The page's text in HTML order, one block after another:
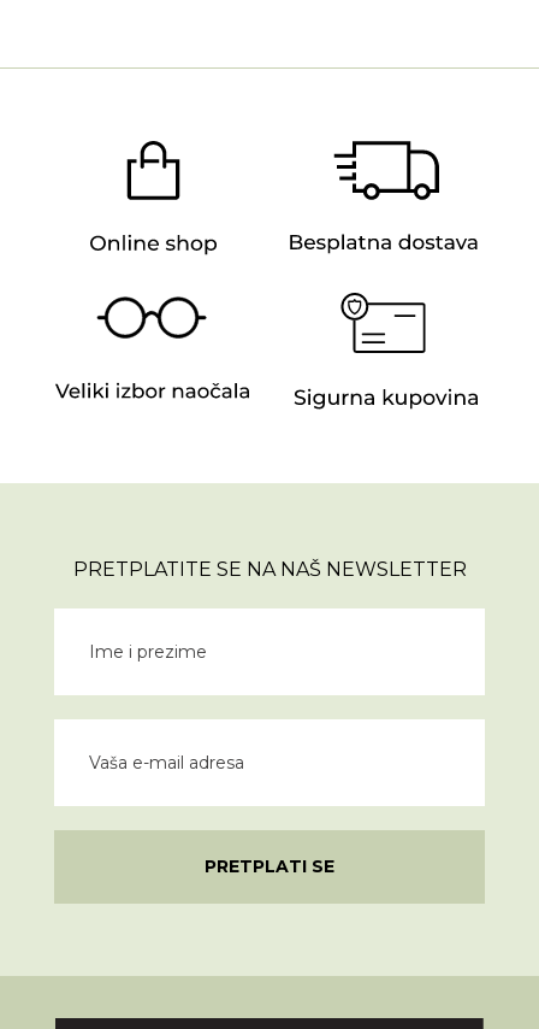
PRETPLATITE SE NA NAŠ NEWSLETTER
PRETPLATI SE